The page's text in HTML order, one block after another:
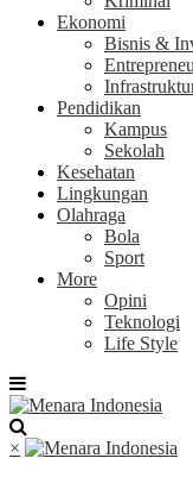
Ekonomi
Bisnis &
Pendidikan
Kampus
Sekolah
Kesehatan
Lingkungan
Olahraga
Bola
Sport
More
Opini
Teknologi
Life Style
×